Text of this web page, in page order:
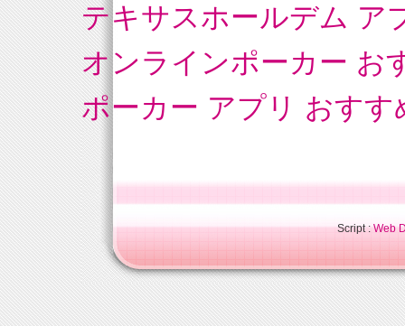
テキサスホールデム ア
オンラインポーカー お
ポーカー アプリ おすす
Script :Web